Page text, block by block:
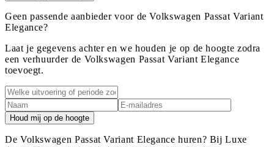
Geen passende aanbieder voor de Volkswagen Passat Variant
Elegance?
Laat je gegevens achter en we houden je op de hoogte zodra
een verhuurder de Volkswagen Passat Variant Elegance
toevoegt.
Houd mij op de hoogte
De Volkswagen Passat Variant Elegance huren? Bij Luxe